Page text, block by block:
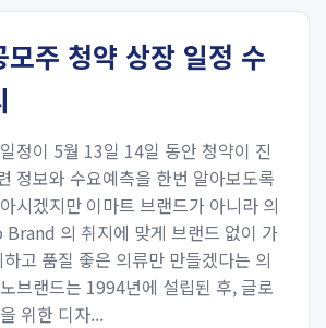
모주 청약 상장 일정 수
정이 5월 13일 14일 동안 청약이 진
정보와 수요예측을 한번 알아보도록
시겠지만 이마트 브랜드가 아니라 의
Brand 의 취지에 맞게 브랜드 없이 가
고 품질 좋은 의류만 만들겠다는 의
브랜드는 1994년에 설립된 후, 글로
위한 디자...